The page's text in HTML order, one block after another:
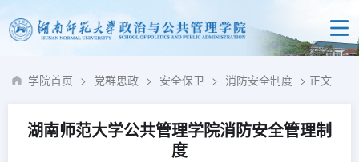
学院首页 > 党群思政 > 安全保卫 > 消防安全制度 > 正文
湖南师范大学公共管理学院消防安全管理制
度